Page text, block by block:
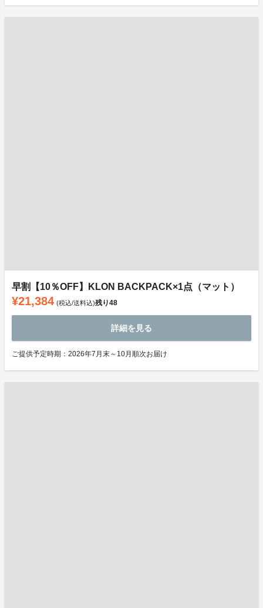
早割【10％OFF】KLON BACKPACK×1点（マット）
¥21,384 (税込/送料込)残り48
詳細を見る
ご提供予定時期：2026年7月末～10月順次お届け